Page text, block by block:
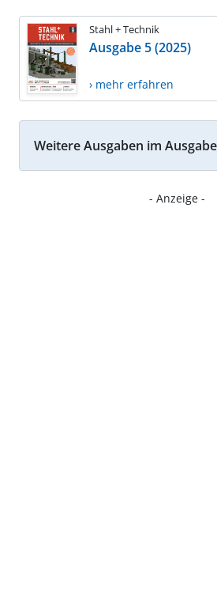
Stahl + Technik
Ausgabe 5 (2025)
› mehr erfahren
Weitere Ausgaben im
- Anzeige -